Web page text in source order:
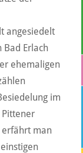
angesiedelt
Erlach
ehemaligen
im
erfährt man